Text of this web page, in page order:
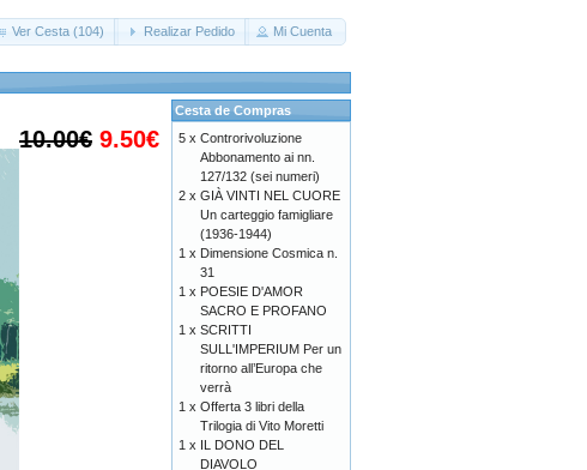
Ver Cesta (104) Realizar Pedido Mi Cuenta
10.00€ 9.50€
Cesta de Compras
5 x Controrivoluzione
Abbonamento ai nn.
127/132 (sei numeri)
2 x GIÀ VINTI NEL CUORE
Un carteggio famigliare
(1936-1944)
1 x Dimensione Cosmica n.
31
1 x POESIE D'AMOR
SACRO E PROFANO
1 x SCRITTI
SULL'IMPERIUM Per un
ritorno all’Europa che
verrà
1 x Offerta 3 libri della
Trilogia di Vito Moretti
1 x IL DONO DEL
DIAVOLO